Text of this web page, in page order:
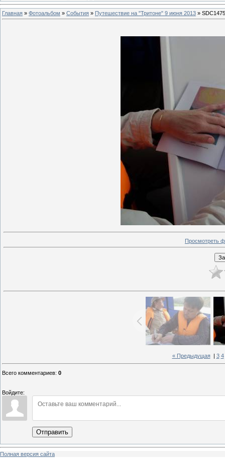
Главная » Фотоальбом » События » Путешествие на "Тритоне" 9 июня 2013 »
Просмотреть
« Предыдущая| 3 4
Всего комментариев: 0
Войдите:
Отправить
Полная версия сайта